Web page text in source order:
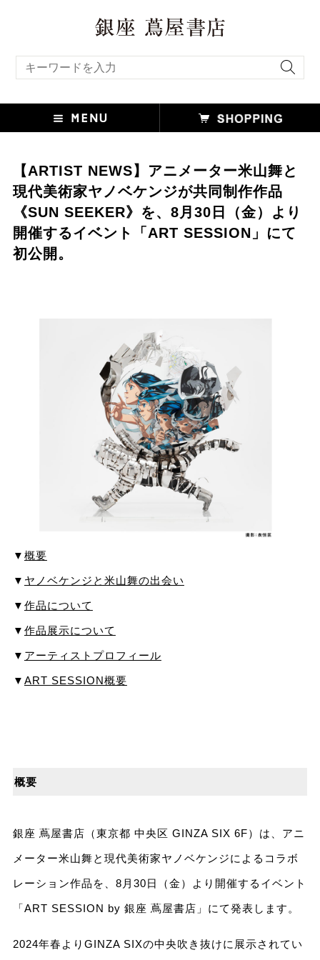
【ARTIST NEWS】アニメーター米山舞と
現代美術家ヤノベケンジが共同制作作品
《SUN SEEKER》を、8月30日（金）より
開催するイベント「ART SESSION」にて
初公開。
▼ 概要
▼ ヤノベケンジと米山舞の出会い
▼ 作品について
▼ 作品展示について
▼ アーティストプロフィール
▼ ART SESSION概要
概要
銀座 蔦屋書店（東京都 中央区 GINZA SIX 6F）は、アニ
メーター米山舞と現代美術家ヤノベケンジによるコラボ
レーション作品を、8月30日（金）より開催するイベント
「ART SESSION by 銀座 蔦屋書店」にて発表します。
2024年春よりGINZA SIXの中央吹き抜けに展示されてい